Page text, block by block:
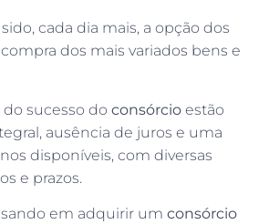
cada dia mais, a opção dos
dos mais variados bens e
sucesso do consórcio estão
ausência de juros e uma
disponíveis, com diversas
e prazos.
em adquirir um consórcio